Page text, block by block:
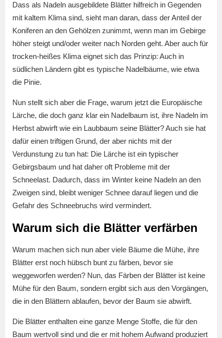
Dass als Nadeln ausgebildete Blätter hilfreich in Gegenden
mit kaltem Klima sind, sieht man daran, dass der Anteil der
Koniferen an den Gehölzen zunimmt, wenn man im Gebirge
höher steigt und/oder weiter nach Norden geht. Aber auch für
trocken-heißes Klima eignet sich das Prinzip: Auch in
südlichen Ländern gibt es typische Nadelbäume, wie etwa
die Pinie.
Nun stellt sich aber die Frage, warum jetzt die Europäische
Lärche, die doch ganz klar ein Nadelbaum ist, ihre Nadeln im
Herbst abwirft wie ein Laubbaum seine Blätter? Auch sie hat
dafür einen triftigen Grund, der aber nichts mit der
Verdunstung zu tun hat: Die Lärche ist ein typischer
Gebirgsbaum und hat daher oft Probleme mit der
Schneelast. Dadurch, dass im Winter keine Nadeln an den
Zweigen sind, bleibt weniger Schnee darauf liegen und die
Gefahr des Schneebruchs wird vermindert.
Warum sich die Blätter verfärben
Warum machen sich nun aber viele Bäume die Mühe, ihre
Blätter erst noch hübsch bunt zu färben, bevor sie
weggeworfen werden? Nun, das Färben der Blätter ist keine
Mühe für den Baum, sondern ergibt sich aus den Vorgängen,
die in den Blättern ablaufen, bevor der Baum sie abwirft.
Die Blätter enthalten eine ganze Menge Stoffe, die für den
Baum wertvoll sind und die er mit hohem Aufwand produziert